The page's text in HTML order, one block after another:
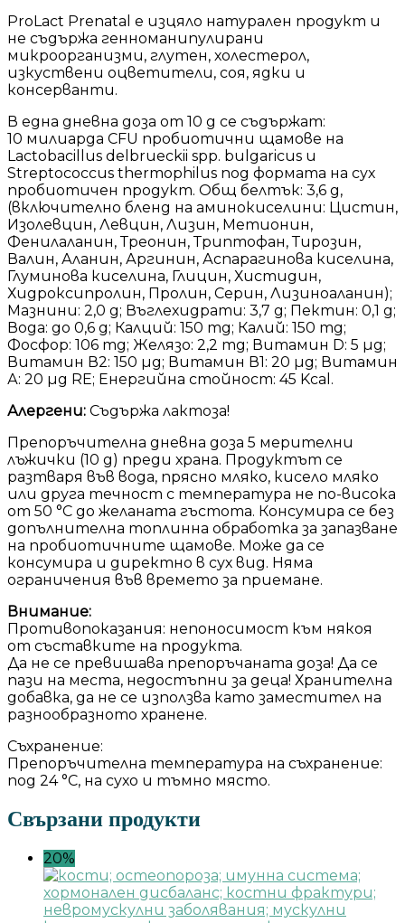
ProLact Prenatal е изцяло натурален продукт и
не съдържа генноманипулирани
микроорганизми, глутен, холестерол,
изкуствени оцветители, соя, ядки и
консерванти.
В една дневна доза от 10 g се съдържат:
10 милиарда CFU пробиотични щамове на
Lactobacillus delbrueckii spp. bulgaricus и
Streptococcus thermophilus под формата на сух
пробиотичен продукт. Общ белтък: 3,6 g,
(включително бленд на аминокиселини: Цистин,
Изолевцин, Левцин, Лизин, Метионин,
Фенилаланин, Треонин, Триптофан, Тирозин,
Валин, Аланин, Аргинин, Аспарагинова киселина,
Глуминова киселина, Глицин, Хистидин,
Хидроксипролин, Пролин, Серин, Лизиноаланин);
Мазнини: 2,0 g; Въглехидрати: 3,7 g; Пектин: 0,1 g;
Вода: до 0,6 g; Калций: 150 mg; Калий: 150 mg;
Фосфор: 106 mg; Желязо: 2,2 mg; Витамин D: 5 µg;
Витамин В2: 150 µg; Витамин В1: 20 µg; Витамин
А: 20 µg RE; Енергийна стойност: 45 Kcal.
Алергени: Съдържа лактоза!
Препоръчителна дневна доза 5 мерителни
лъжички (10 g) преди храна. Продуктът се
разтваря във вода, прясно мляко, кисело мляко
или друга течност с температура не по-висока
от 50 °С до желаната гъстота. Консумира се без
допълнителна топлинна обработка за запазване
на пробиотичните щамове. Може да се
консумира и директно в сух вид. Няма
ограничения във времето за приемане.
Внимание:
Противопоказания: непоносимост към някоя
от съставките на продукта.
Да не се превишава препоръчаната доза! Да се
пази на места, недостъпни за деца! Хранителна
добавка, да не се използва като заместител на
разнообразното хранене.
Съхранение:
Препоръчителна температура на съхранение:
под 24 °С, на сухо и тъмно място.
Свързани продукти
20%